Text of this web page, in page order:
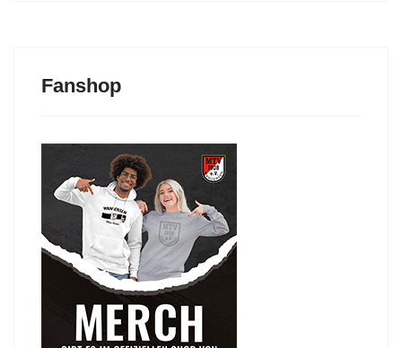
Fanshop